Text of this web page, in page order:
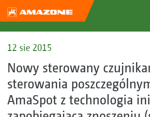
12 sie 2015
Nowy sterowany
sterowania
AmaSpot z technologia